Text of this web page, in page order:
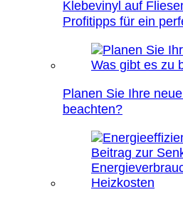
Klebevinyl auf
Profitipps für ein
Planen Sie Ihre
beachten?